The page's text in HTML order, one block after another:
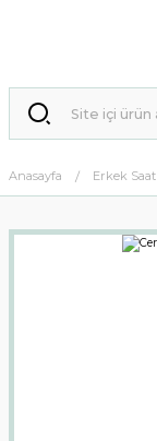
Anasayfa Erkek Saat